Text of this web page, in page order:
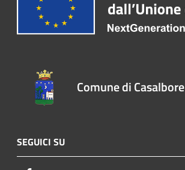
Comune di Casalbore
SEGUICI SU